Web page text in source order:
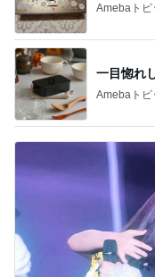
Amebaトピ
一目惚れ
Amebaトピ